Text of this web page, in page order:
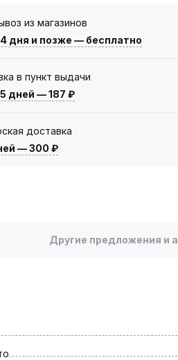
из магазинов
дня и позже — бесплатно
в пункт выдачи
дней —187 ₽
доставка
—300 ₽
Другие предложения и